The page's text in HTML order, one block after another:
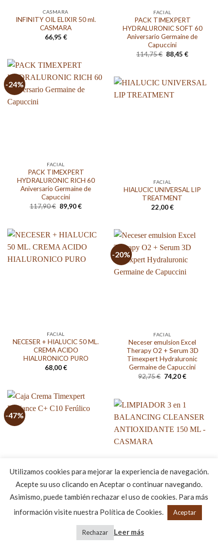
CASMARA
INFINITY OIL ELIXIR 50 ml.
CASMARA
66,95 €
FACIAL
PACK TIMEXPERT
HYDRALURONIC SOFT 60
Aniversario Germaine de
Capuccini
114,75€ El
precio
114,75 €.
88,45€El
88,45 €.
-24%
FACIAL
PACK TIMEXPERT
HYDRALURONIC RICH 60
Aniversario Germaine de
Capuccini
117,90€ El
precio
117,90 €.
89,90€El
89,90 €.
FACIAL
HIALUCIC UNIVERSAL LIP
TREATMENT
22,00€
FACIAL
NECESER + HIALUCIC 50 ML.
CREMA ACIDO
HIALURONICO PURO
68,00€
-20%
FACIAL
Neceser emulsion Excel
Therapy O2 + Serum 3D
Timexpert Hydraluronic
Germaine de Capuccini
92,75€ El
precio
92,75 €.
74,20€El
-47%
FACIAL
Caja Crema Timexpert
Radiance C+ C10 Ferúlico
precio precio
actual
es:
CASMARA
LIMPIADOR 3 en 1
BALANCING CLEANSER
ANTIOXIDANTE 150 ML –
Utilizamos cookies para mejorar la experiencia de navegación.
Acepte su uso clicando en Aceptar o continuar navegando.
Asimismo, puede también rechazar el uso de cookies. Para más
información visite nuestra Política de Cookies.
Aceptar
Rechazar Leer más